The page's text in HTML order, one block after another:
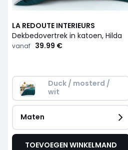
LA REDOUTE INTERIEURS
Dekbedovertrek in katoen, Hilda
vanaf 39.99 €
Duck / mosterd /
wit
Maten
TOEVOEGEN WINKELMAND